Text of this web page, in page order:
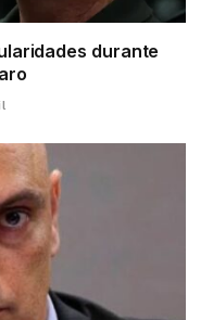
durante